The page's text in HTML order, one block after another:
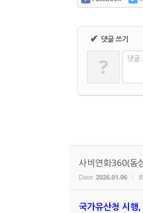
✔ 댓글 쓰기
? 댓글
사비연화360(돔
Date 2026.01.06
국가유산청 시행